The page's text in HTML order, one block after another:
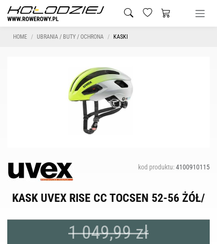
HOME UBRANIA / BUTY / OCHRONA KASKI
kod produktu:4100910115
KASK UVEX RISE CC TOCSEN 52-56 ŻÓŁ/
1 049,99 zł